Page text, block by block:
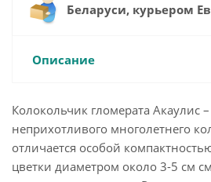
Беларуси, курьером
Описание
Колокольчик гломерата Акаулис –
неприхотливого многолетнего
отличается особой
цветки диаметром около 3-5 см